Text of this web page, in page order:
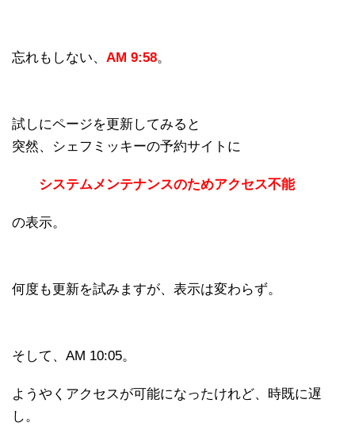
忘れもしない、 AM 9:58。
試しにページを更新してみると
突然、シェフミッキーの予約サイトに
システムメンテナンスのためアクセス不能
の表示。
何度も更新を試みますが、表示は変わらず。
そして、AM 10:05。
ようやくアクセスが可能になったけれど、時既に遅
し。